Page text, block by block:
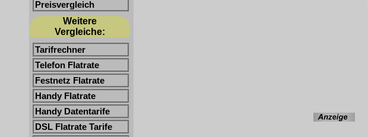
Preisvergleich
Weitere
Vergleiche:
Tarifrechner
Telefon Flatrate
Festnetz Flatrate
Handy Flatrate
Handy Datentarife
DSL Flatrate Tarife